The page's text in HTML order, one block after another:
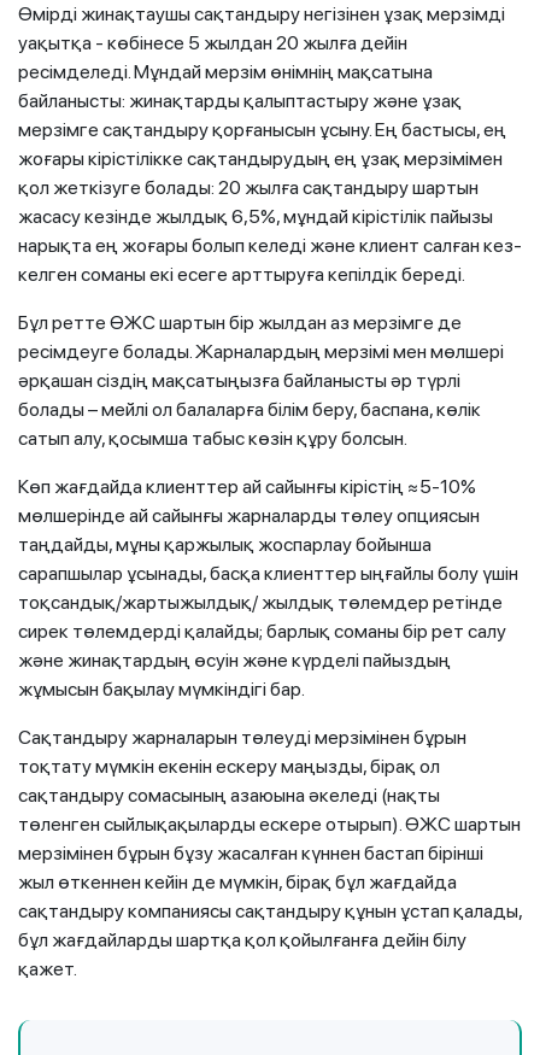
Өмірді жинақтаушы сақтандыру негізінен ұзақ мерзімді
уақытқа - көбінесе 5 жылдан 20 жылға дейін
ресімделеді. Мұндай мерзім өнімнің мақсатына
байланысты: жинақтарды қалыптастыру және ұзақ
мерзімге сақтандыру қорғанысын ұсыну. Ең бастысы, ең
жоғары кірістілікке сақтандырудың ең ұзақ мерзімімен
қол жеткізуге болады: 20 жылға сақтандыру шартын
жасасу кезінде жылдық 6,5%, мұндай кірістілік пайызы
нарықта ең жоғары болып келеді және клиент салған кез-
келген соманы екі есеге арттыруға кепілдік береді.
Бұл ретте ӨЖС шартын бір жылдан аз мерзімге де
ресімдеуге болады. Жарналардың мерзімі мен мөлшері
әрқашан сіздің мақсатыңызға байланысты әр түрлі
болады – мейлі ол балаларға білім беру, баспана, көлік
сатып алу, қосымша табыс көзін құру болсын.
Көп жағдайда клиенттер ай сайынғы кірістің ≈5-10%
мөлшерінде ай сайынғы жарналарды төлеу опциясын
таңдайды, мұны қаржылық жоспарлау бойынша
сарапшылар ұсынады, басқа клиенттер ыңғайлы болу үшін
тоқсандық/жартыжылдық/ жылдық төлемдер ретінде
сирек төлемдерді қалайды; барлық соманы бір рет салу
және жинақтардың өсуін және күрделі пайыздың
жұмысын бақылау мүмкіндігі бар.
Сақтандыру жарналарын төлеуді мерзімінен бұрын
тоқтату мүмкін екенін ескеру маңызды, бірақ ол
сақтандыру сомасының азаюына әкеледі (нақты
төленген сыйлықақыларды ескере отырып). ӨЖС шартын
мерзімінен бұрын бұзу жасалған күннен бастап бірінші
жыл өткеннен кейін де мүмкін, бірақ бұл жағдайда
сақтандыру компаниясы сақтандыру құнын ұстап қалады,
бұл жағдайларды шартқа қол қойылғанға дейін білу
қажет.